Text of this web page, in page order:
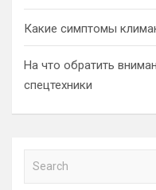
Какие симптомы
На что обратить
спецтехники